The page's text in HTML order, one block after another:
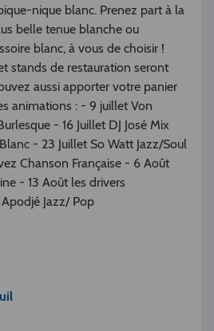
nique blanc. Prenez part à la
belle tenue blanche ou
blanc, à vous de choisir !
stands de restauration seront
aussi apporter votre panier
animations : - 9 juillet Von
- 16 Juillet DJ José Mix
- 23 Juillet So Watt Jazz/Soul
Chanson Française - 6 Août
- 13 Août les drivers
Jazz/ Pop